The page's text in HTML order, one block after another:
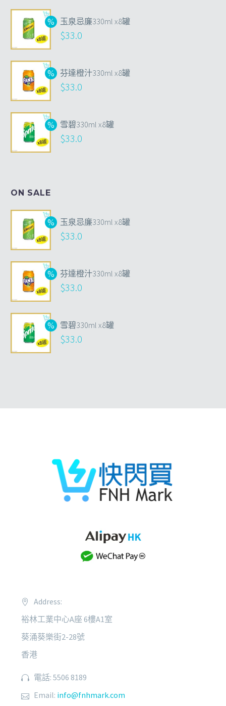
玉泉忌廉330ml x8罐
$33.0
芬達橙汁330ml x8罐
$33.0
雪碧330ml x8罐
$33.0
ON SALE
玉泉忌廉330ml x8罐
$33.0
芬達橙汁330ml x8罐
$33.0
雪碧330ml x8罐
$33.0
Address:
裕林工業中心A座 6樓A1室
葵涌葵樂街2-28號
香港
電話: 5506 8189
Email: info@fnhmark.com